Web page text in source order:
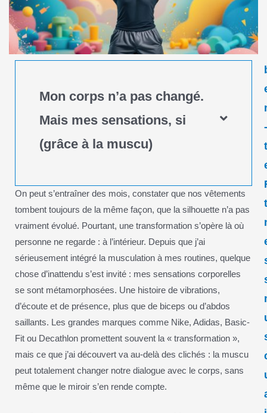
Mon corps n’a pas changé.
Mais mes sensations, si
(grâce à la muscu)
On peut s’entraîner des mois, constater que nos vêtements
tombent toujours de la même façon, que la silhouette n’a pas
vraiment évolué. Pourtant, une transformation s’opère là où
personne ne regarde : à l’intérieur. Depuis que j’ai
sérieusement intégré la musculation à mes routines, quelque
chose d’inattendu s’est invité : mes sensations corporelles
se sont métamorphosées. Une histoire de vibrations,
d’écoute et de présence, plus que de biceps ou d’abdos
saillants. Les grandes marques comme Nike, Adidas, Basic-
Fit ou Decathlon promettent souvent la « transformation »,
mais ce que j’ai découvert va au-delà des clichés : la muscu
peut totalement changer notre dialogue avec le corps, sans
même que le miroir s’en rende compte.